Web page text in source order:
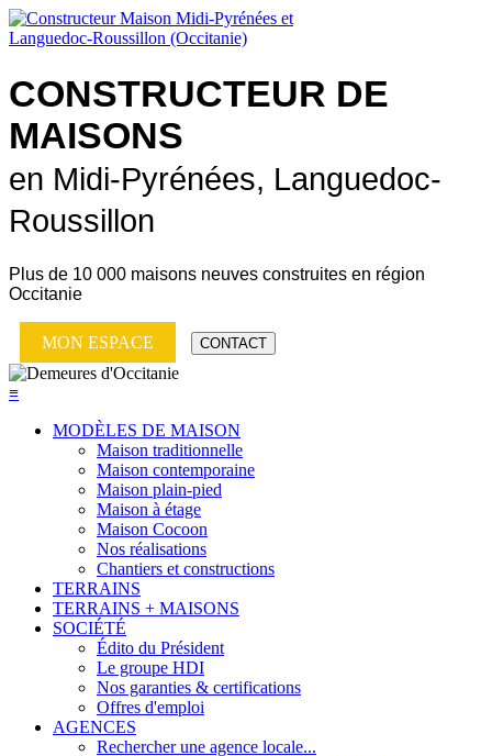
CONSTRUCTEUR DE
MAISONS
en Midi-Pyrénées, Languedoc-
Roussillon
Plus de 10 000 maisons neuves construites en région
Occitanie
MON ESPACE CONTACT
≡
MODÈLES DE MAISON
Maison traditionnelle
Maison contemporaine
Maison plain-pied
Maison à étage
Maison Cocoon
Nos réalisations
Chantiers et constructions
TERRAINS
TERRAINS + MAISONS
SOCIÉTÉ
Édito du Président
Le groupe HDI
Nos garanties & certifications
Offres d'emploi
AGENCES
Rechercher une agence locale...